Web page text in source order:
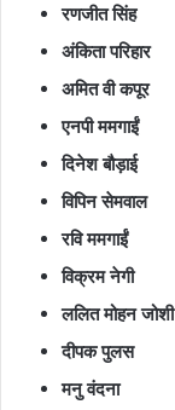
रणजीत सिंह
अंकिता परिहार
अमित वी कपूर
एनपी ममगाईं
दिनेश बौड़ाई
विपिन सेमवाल
रवि ममगाईं
विक्रम नेगी
ललित मोहन जोशी
दीपक पुलस
मनु वंदना